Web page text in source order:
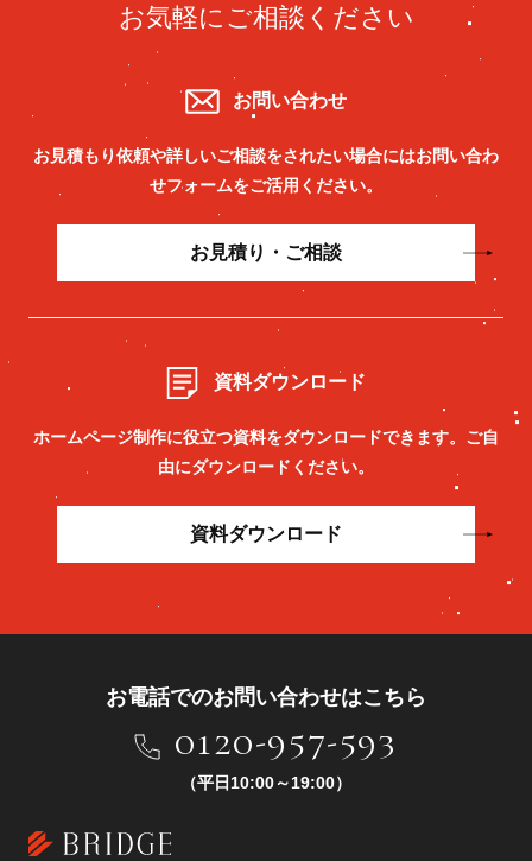
お気軽にご相談ください
お問い合わせ
お見積もり依頼や詳しいご相談をされたい場合にはお問い合わ
せフォームをご活用ください。
お見積り・ご相談
資料ダウンロード
ホームページ制作に役立つ資料をダウンロードできます。 ご自
由にダウンロードください。
資料ダウンロード
お電話でのお問い合わせはこちら
0120-957-593
（平日10:00～19:00）